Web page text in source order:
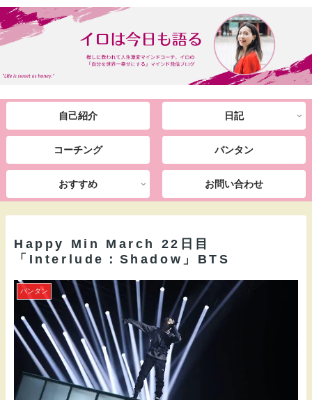
自己紹介 日記
コーチング バンタン
おすすめ お問い合わせ
Happy Min March 22日目
「Interlude：Shadow」BTS
バンタン